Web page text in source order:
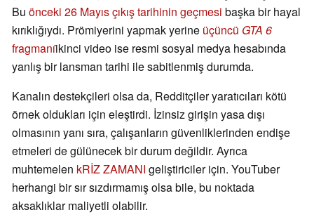
Bu önceki 26 Mayıs çıkış tarihinin geçmesi başka bir hayal
kırıklığıydı. Prömiyerini yapmak yerine üçüncü GTA 6
fragmanıi̇kinci video ise resmi sosyal medya hesabında
yanlış bir lansman tarihi ile sabitlenmiş durumda.
Kanalın destekçileri olsa da, Redditçiler yaratıcıları kötü
örnek oldukları için eleştirdi. İzinsiz girişin yasa dışı
olmasının yanı sıra, çalışanların güvenliklerinden endişe
etmeleri de gülünecek bir durum değildir. Ayrıca
muhtemelen kRİZ ZAMANI geliştiriciler için. YouTuber
herhangi bir sır sızdırmamış olsa bile, bu noktada
aksaklıklar maliyetli olabilir.